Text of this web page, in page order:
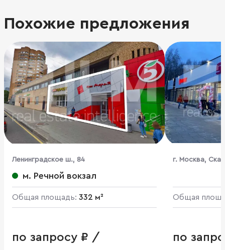
Похожие предложения
Ленинградское ш., 84
м. Речной вокзал
Общая площадь: 332 м²
по запросу ₽ /
г. Москва,
Общая
по